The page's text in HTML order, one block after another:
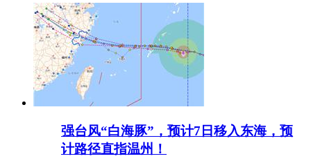
强台风“白海豚”，预计7日移入东海，预
计路径直指温州！